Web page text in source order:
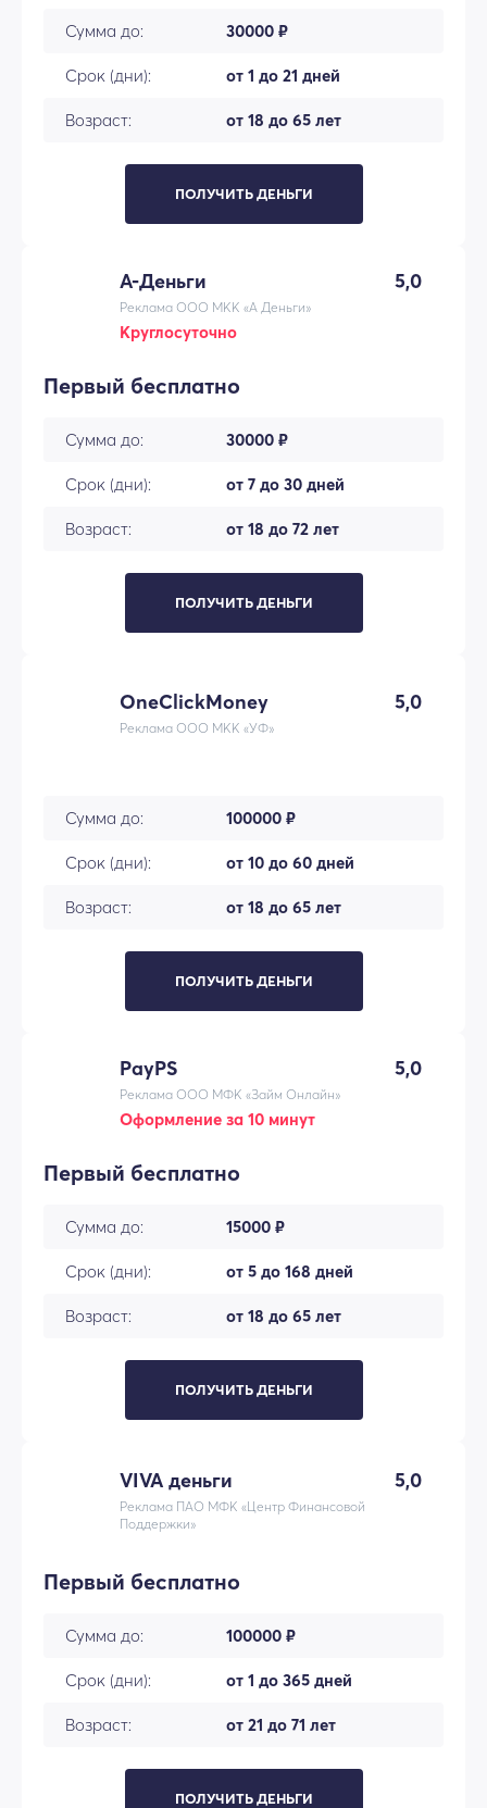
Сумма до: 30000 ₽
Срок (дни): от 1 до 21 дней
Возраст: от 18 до 65 лет
ПОЛУЧИТЬ ДЕНЬГИ
А-Деньги 5,0
Реклама ООО МКК «А Деньги»
Круглосуточно
Первый бесплатно
Сумма до: 30000 ₽
Срок (дни): от 7 до 30 дней
Возраст: от 18 до 72 лет
ПОЛУЧИТЬ ДЕНЬГИ
OneClickMoney 5,0
Реклама ООО МКК «УФ»
Сумма до: 100000 ₽
Срок (дни): от 10 до 60 дней
Возраст: от 18 до 65 лет
ПОЛУЧИТЬ ДЕНЬГИ
PayPS 5,0
Реклама ООО МФК «Займ Онлайн»
Оформление за 10 минут
Первый бесплатно
Сумма до: 15000 ₽
Срок (дни): от 5 до 168 дней
Возраст: от 18 до 65 лет
ПОЛУЧИТЬ ДЕНЬГИ
VIVA деньги 5,0
Реклама ПАО МФК «Центр Финансовой
Поддержки»
Первый бесплатно
Сумма до: 100000 ₽
Срок (дни): от 1 до 365 дней
Возраст: от 21 до 71 лет
ПОЛУЧИТЬ ДЕНЬГИ